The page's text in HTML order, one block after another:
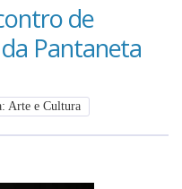
de
Pantaneta
Arte e Cultura